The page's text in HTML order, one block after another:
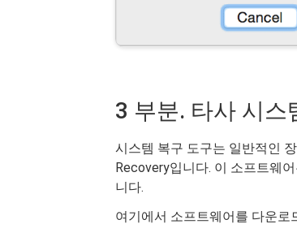
3 부분. 타사 시스
시스템 복구 도구는 일반적인
Recovery입니다. 이 소프트웨
니다.
여기에서 소프트웨어를 다운로